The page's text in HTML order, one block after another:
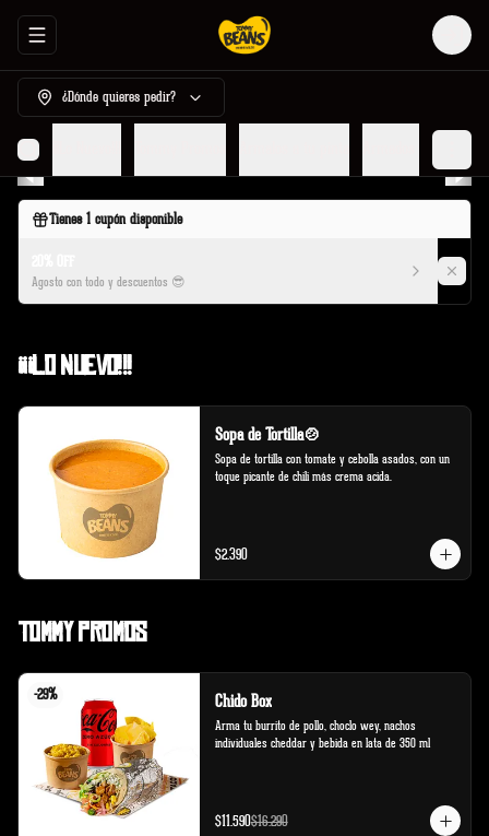
Abrir menu de navegación Login
¿Dónde quieres pedir?
Tienes1 cupón disponible
Agosto con todo y descuentos 😎
¡¡¡Lo Nuevo!!!
Sopa de Tortilla🍲
Sopa de tortilla con tomate y cebolla asados, con un
toque picante de chili más crema acida.
$2.390
Tommy Promos
-29% Chido Box
Arma tu burrito de pollo, choclo wey, nachos
individuales cheddar y bebida en lata de 350 ml
$11.590$16.290